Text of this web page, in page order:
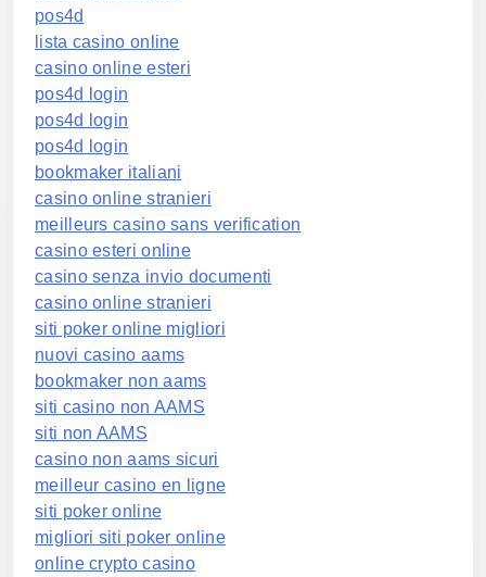
pos4d
lista casino online
casino online esteri
pos4d login
pos4d login
pos4d login
bookmaker italiani
casino online stranieri
meilleurs casino sans verification
casino esteri online
casino senza invio documenti
casino online stranieri
siti poker online migliori
nuovi casino aams
bookmaker non aams
siti casino non AAMS
siti non AAMS
casino non aams sicuri
meilleur casino en ligne
siti poker online
migliori siti poker online
online crypto casino